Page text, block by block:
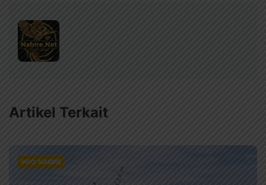
Artikel Terkait
INFO NABIRE